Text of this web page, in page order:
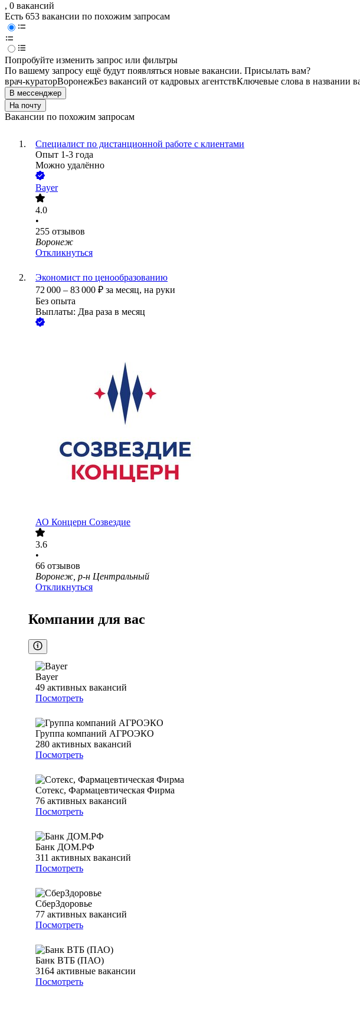
, 0 вакансий
Есть 653 вакансии по похожим запросам
Попробуйте изменить запрос или фильтры
По вашему запросу ещё будут появляться новые вакансии. Присылать вам?
врач-кураторВоронежБез вакансий от кадровых агентствКлючевые слова в названии
В мессенджер
На почту
Вакансии по похожим запросам
Специалист по дистанционной работе с клиентами
Опыт 1-3 года
Можно удалённо
Bayer
4.0
•
255 отзывов
Воронеж
Откликнуться
Экономист по ценообразованию
72 000 – 83 000 ₽ за месяц, на руки
Без опыта
Выплаты: Два раза в месяц
АО Концерн Созвездие
3.6
•
66 отзывов
Воронеж, р-н Центральный
Откликнуться
Компании для вас
Bayer
49 активных вакансий
Посмотреть
Группа компаний АГРОЭКО
280 активных вакансий
Посмотреть
Сотекс, Фармацевтическая Фирма
76 активных вакансий
Посмотреть
Банк ДОМ.РФ
311 активных вакансий
Посмотреть
СберЗдоровье
77 активных вакансий
Посмотреть
Банк ВТБ (ПАО)
3164 активные вакансии
Посмотреть